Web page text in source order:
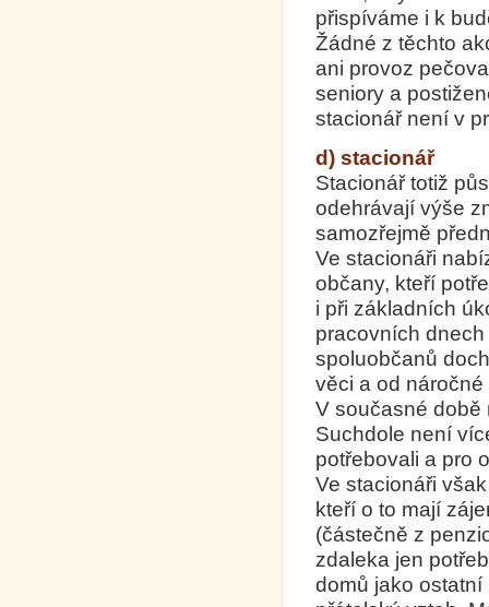
přispíváme i k
Žádné z těchto
ani provoz
seniory a
stacionář není v
d) stacionář
Stacionář totiž
odehrávají výše
samozřejmě
Ve stacionáři
občany, kteří
i při základních
pracovních
spoluobčanů
věci a od
V současné době
Suchdole není
potřebovali a pro
Ve stacionáři
kteří o to mají
(částečně z
zdaleka jen
domů jako